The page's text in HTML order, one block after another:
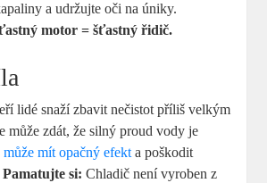
a udržujte oči na úniky.
motor = šťastný řidič.
lidé snaží zbavit nečistot příliš velkým
může zdát, že silný proud vody je
může mít opačný efekt a poškodit
Pamatujte si: Chladič není vyroben z